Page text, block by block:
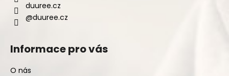
duuree.cz
@duuree.cz
Informace pro vás
O nás